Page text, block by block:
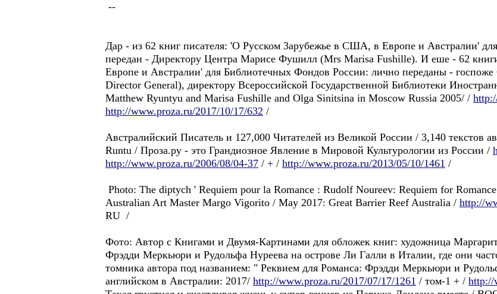
--
Дар - из 62 книг писателя: 'О Pусском 3арубежьe в США, в Европе и Австралии'
передан - Директору Центра Марисе Фушилл (Mrs Marisa Fushille). И еше - 62
Европе и Австралии' для Библиотечных Фондов России: лично переданы -
Director General), директору Всероссийской Государственной Библиотеки
Matthew Ryuntyu and Marisa Fushille and Olga Sinitsina in Moscow Russia 2005/ /
http://www.proza.ru/2017/10/17/632 /
Австралийский Писатель и 127,000 Читателей из Великой России / 3,140
Runtu / Проза.ру - это Грандиозное Явление в Мировой Культурологии из России /
http://www.proza.ru/2006/08/04-37 / + / http://www.proza.ru/2013/05/10/1461 /
Photo: The diptych ' Requiem pour la Romance : Rudolf Noureev: Requiem for
Australian Art Master Margo Vigorito / May 2017: Great Barrier Reef Australia / http://
RU /
Фото: Автор с Книгами и Двумя-Картинами для обложек книг: художница
Фрэдди Меркьюри и Рудольфа Нуреева на острове Ли Галли в Италии, где они
томника автора под названием: " Реквием для Романса: Фрэдди Меркьюри и
английском в Австралии: 2017/ http://www.proza.ru/2017/07/17/1261 / том-1 + / http://